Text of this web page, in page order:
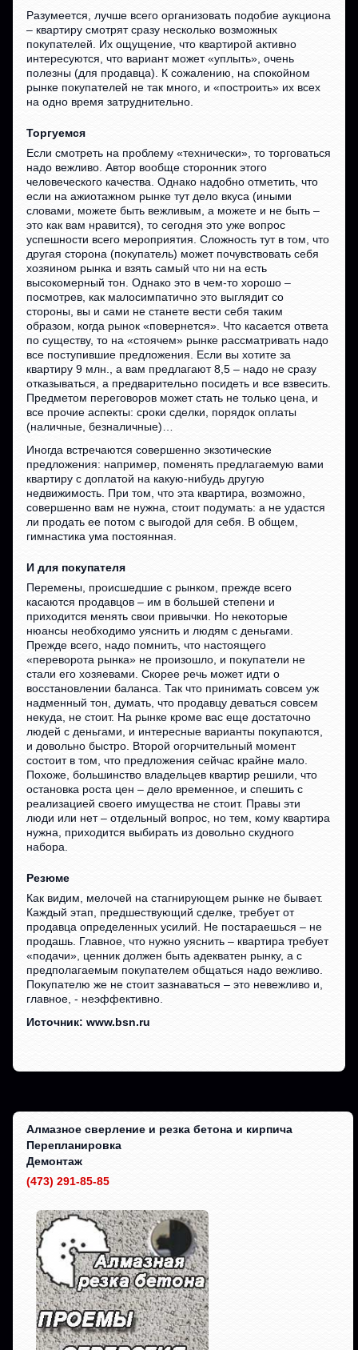
Разумеется, лучше всего организовать подобие аукциона
– квартиру смотрят сразу несколько возможных
покупателей. Их ощущение, что квартирой активно
интересуются, что вариант может «уплыть», очень
полезны (для продавца). К сожалению, на спокойном
рынке покупателей не так много, и «построить» их всех
на одно время затруднительно.
Торгуемся
Если смотреть на проблему «технически», то торговаться
надо вежливо. Автор вообще сторонник этого
человеческого качества. Однако надобно отметить, что
если на ажиотажном рынке тут дело вкуса (иными
словами, можете быть вежливым, а можете и не быть –
это как вам нравится), то сегодня это уже вопрос
успешности всего мероприятия. Сложность тут в том, что
другая сторона (покупатель) может почувствовать себя
хозяином рынка и взять самый что ни на есть
высокомерный тон. Однако это в чем-то хорошо –
посмотрев, как малосимпатично это выглядит со
стороны, вы и сами не станете вести себя таким
образом, когда рынок «повернется». Что касается ответа
по существу, то на «стоячем» рынке рассматривать надо
все поступившие предложения. Если вы хотите за
квартиру 9 млн., а вам предлагают 8,5 – надо не сразу
отказываться, а предварительно посидеть и все взвесить.
Предметом переговоров может стать не только цена, и
все прочие аспекты: сроки сделки, порядок оплаты
(наличные, безналичные)…
Иногда встречаются совершенно экзотические
предложения: например, поменять предлагаемую вами
квартиру с доплатой на какую-нибудь другую
недвижимость. При том, что эта квартира, возможно,
совершенно вам не нужна, стоит подумать: а не удастся
ли продать ее потом с выгодой для себя. В общем,
гимнастика ума постоянная.
И для покупателя
Перемены, происшедшие с рынком, прежде всего
касаются продавцов – им в большей степени и
приходится менять свои привычки. Но некоторые
нюансы необходимо уяснить и людям с деньгами.
Прежде всего, надо помнить, что настоящего
«переворота рынка» не произошло, и покупатели не
стали его хозяевами. Скорее речь может идти о
восстановлении баланса. Так что принимать совсем уж
надменный тон, думать, что продавцу деваться совсем
некуда, не стоит. На рынке кроме вас еще достаточно
людей с деньгами, и интересные варианты покупаются,
и довольно быстро. Второй огорчительный момент
состоит в том, что предложения сейчас крайне мало.
Похоже, большинство владельцев квартир решили, что
остановка роста цен – дело временное, и спешить с
реализацией своего имущества не стоит. Правы эти
люди или нет – отдельный вопрос, но тем, кому квартира
нужна, приходится выбирать из довольно скудного
набора.
Резюме
Как видим, мелочей на стагнирующем рынке не бывает.
Каждый этап, предшествующий сделке, требует от
продавца определенных усилий. Не постараешься – не
продашь. Главное, что нужно уяснить – квартира требует
«подачи», ценник должен быть адекватен рынку, а с
предполагаемым покупателем общаться надо вежливо.
Покупателю же не стоит зазнаваться – это невежливо и,
главное, - неэффективно.
Источник: www.bsn.ru
Алмазное сверление и резка бетона и кирпича
Перепланировка
Демонтаж
(473) 291-85-85